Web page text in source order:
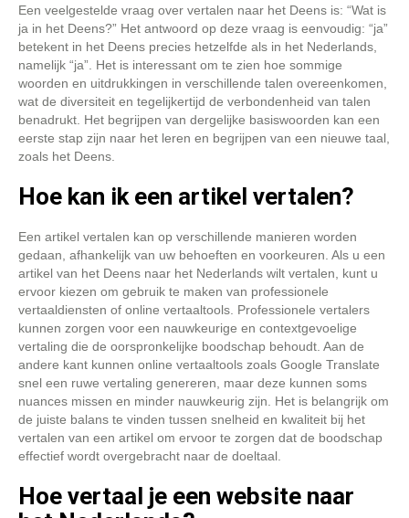
Een veelgestelde vraag over vertalen naar het Deens is: “Wat is
ja in het Deens?” Het antwoord op deze vraag is eenvoudig: “ja”
betekent in het Deens precies hetzelfde als in het Nederlands,
namelijk “ja”. Het is interessant om te zien hoe sommige
woorden en uitdrukkingen in verschillende talen overeenkomen,
wat de diversiteit en tegelijkertijd de verbondenheid van talen
benadrukt. Het begrijpen van dergelijke basiswoorden kan een
eerste stap zijn naar het leren en begrijpen van een nieuwe taal,
zoals het Deens.
Hoe kan ik een artikel vertalen?
Een artikel vertalen kan op verschillende manieren worden
gedaan, afhankelijk van uw behoeften en voorkeuren. Als u een
artikel van het Deens naar het Nederlands wilt vertalen, kunt u
ervoor kiezen om gebruik te maken van professionele
vertaaldiensten of online vertaaltools. Professionele vertalers
kunnen zorgen voor een nauwkeurige en contextgevoelige
vertaling die de oorspronkelijke boodschap behoudt. Aan de
andere kant kunnen online vertaaltools zoals Google Translate
snel een ruwe vertaling genereren, maar deze kunnen soms
nuances missen en minder nauwkeurig zijn. Het is belangrijk om
de juiste balans te vinden tussen snelheid en kwaliteit bij het
vertalen van een artikel om ervoor te zorgen dat de boodschap
effectief wordt overgebracht naar de doeltaal.
Hoe vertaal je een website naar